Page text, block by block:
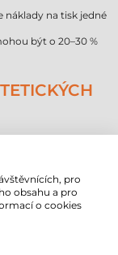
náklady na tisk jedné
být o 20–30 %
pro
obsahu a pro
o cookies